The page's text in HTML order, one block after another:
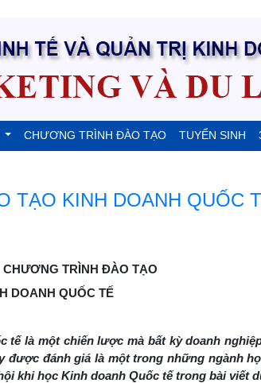
CHƯƠNG TRÌNH ĐÀO TẠO TUYỂN SINH
TẠO KINH DOANH QUỐC
CHƯƠNG TRÌNH ĐÀO TẠO
DOANH QUỐC TẾ
tế là một chiến lược mà bất kỳ doanh
được đánh giá là một trong những ngành
khi học Kinh doanh Quốc tế trong bài viết